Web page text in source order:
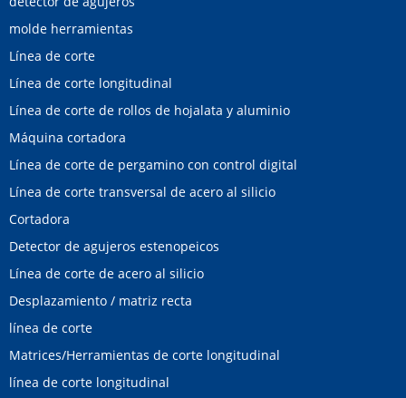
molde herramientas
Línea de corte
Línea de corte longitudinal
Línea de corte de rollos de hojalata y aluminio
Máquina cortadora
Línea de corte de pergamino con control digital
Línea de corte transversal de acero al silicio
Cortadora
Detector de agujeros estenopeicos
Línea de corte de acero al silicio
Desplazamiento / matriz recta
línea de corte
Matrices/Herramientas de corte longitudinal
línea de corte longitudinal